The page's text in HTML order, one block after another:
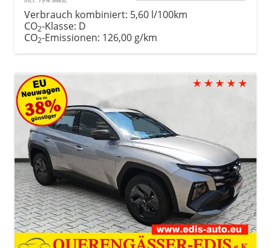
Verbrauch kombiniert: 5,60 l/100km
CO2-Klasse: D
CO2-Emissionen: 126,00 g/km